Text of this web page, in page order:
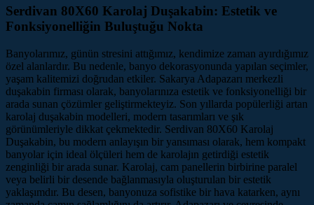
Serdivan 80X60 Karolaj Duşakabin: Estetik ve
Fonksiyonelliğin Buluştuğu Nokta
Banyolarımız, günün stresini attığımız, kendimize zaman ayırdığımız
özel alanlardır. Bu nedenle, banyo dekorasyonunda yapılan seçimler,
yaşam kalitemizi doğrudan etkiler. Sakarya Adapazarı merkezli
duşakabin firması olarak, banyolarınıza estetik ve fonksiyonelliği bir
arada sunan çözümler geliştirmekteyiz. Son yıllarda popülerliği artan
karolaj duşakabin modelleri, modern tasarımları ve şık
görünümleriyle dikkat çekmektedir. Serdivan 80X60 Karolaj
Duşakabin, bu modern anlayışın bir yansıması olarak, hem kompakt
banyolar için ideal ölçüleri hem de karolajın getirdiği estetik
zenginliği bir arada sunar. Karolaj, cam panellerin birbirine paralel
veya belirli bir desende bağlanmasıyla oluşturulan bir estetik
yaklaşımdır. Bu desen, banyonuza sofistike bir hava katarken, aynı